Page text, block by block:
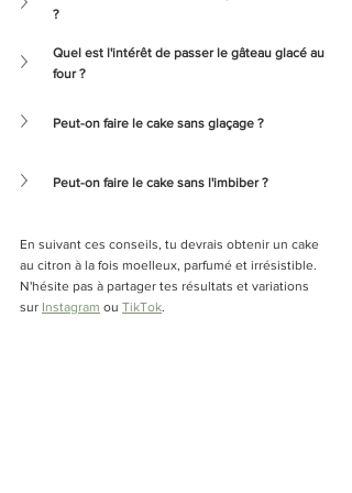
?
Quel est l'intérêt de passer le gâteau glacé au
four ?
Peut-on faire le cake sans glaçage ?
Peut-on faire le cake sans l'imbiber ?
En suivant ces conseils, tu devrais obtenir un cake
au citron à la fois moelleux, parfumé et irrésistible.
N'hésite pas à partager tes résultats et variations
sur Instagram ou TikTok.